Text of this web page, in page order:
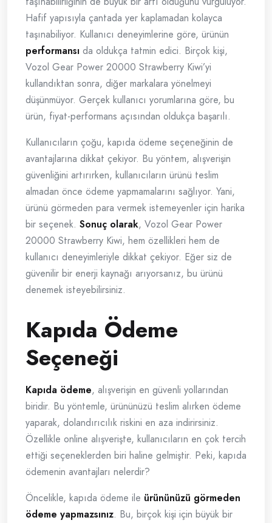
Hafif yapısıyla çantada yer kaplamadan kolayca
taşınabiliyor. Kullanıcı deneyimlerine göre, ürünün
performansı da oldukça tatmin edici. Birçok kişi,
Vozol Gear Power 20000 Strawberry Kiwi’yi
kullandıktan sonra, diğer markalara yönelmeyi
düşünmüyor. Gerçek kullanıcı yorumlarına göre, bu
ürün, fiyat-performans açısından oldukça başarılı.
Kullanıcıların çoğu, kapıda ödeme seçeneğinin de
avantajlarına dikkat çekiyor. Bu yöntem, alışverişin
güvenliğini artırırken, kullanıcıların ürünü teslim
almadan önce ödeme yapmamalarını sağlıyor. Yani,
ürünü görmeden para vermek istemeyenler için harika
bir seçenek. Sonuç olarak, Vozol Gear Power
20000 Strawberry Kiwi, hem özellikleri hem de
kullanıcı deneyimleriyle dikkat çekiyor. Eğer siz de
güvenilir bir enerji kaynağı arıyorsanız, bu ürünü
denemek isteyebilirsiniz.
Kapıda Ödeme
Seçeneği
Kapıda ödeme, alışverişin en güvenli yollarından
biridir. Bu yöntemle, ürününüzü teslim alırken ödeme
yaparak, dolandırıcılık riskini en aza indirirsiniz.
Özellikle online alışverişte, kullanıcıların en çok tercih
ettiği seçeneklerden biri haline gelmiştir. Peki, kapıda
ödemenin avantajları nelerdir?
Öncelikle, kapıda ödeme ile ürününüzü görmeden
ödeme yapmazsınız. Bu, birçok kişi için büyük bir